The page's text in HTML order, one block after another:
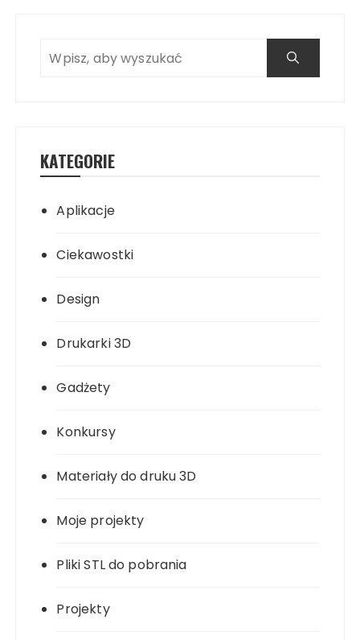
KATEGORIE
Aplikacje
Ciekawostki
Design
Drukarki 3D
Gadżety
Konkursy
Materiały do druku 3D
Moje projekty
Pliki STL do pobrania
Projekty